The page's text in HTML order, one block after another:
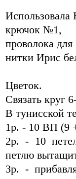
крючок №1,
проволока для
нитки Ирис
Цветок.
Связать круг
В тунисской
1р. - 10 ВП (9
2р. - 10
петлю
3р. -